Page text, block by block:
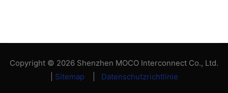
Copyright © 2026 Shenzhen MOCO Interconnect Co., Ltd.
Sitemap Datenschutzrichtlinie